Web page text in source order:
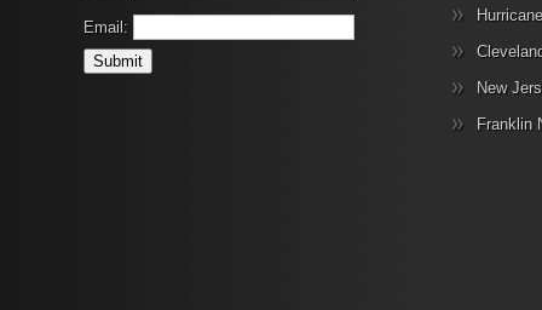
Email:
New
Franklin